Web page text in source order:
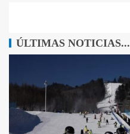
ÚLTIMAS NOTICIAS...